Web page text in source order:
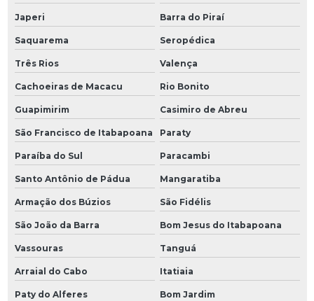
Japeri Barra do Piraí
Saquarema Seropédica
Três Rios Valença
Cachoeiras de Macacu Rio Bonito
Guapimirim Casimiro de Abreu
São Francisco de Itabapoana Paraty
Paraíba do Sul Paracambi
Santo Antônio de Pádua Mangaratiba
Armação dos Búzios São Fidélis
São João da Barra Bom Jesus do Itabapoana
Vassouras Tanguá
Arraial do Cabo Itatiaia
Paty do Alferes Bom Jardim